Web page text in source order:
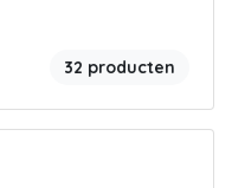
32 producten